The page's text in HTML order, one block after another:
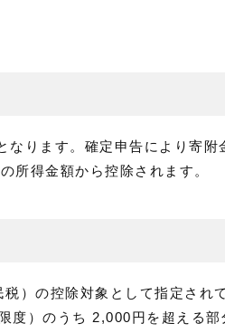
ります。確定申告により寄附
所得金額から控除されます。
）の控除対象として指定され
度）のうち 2,000円を超える部